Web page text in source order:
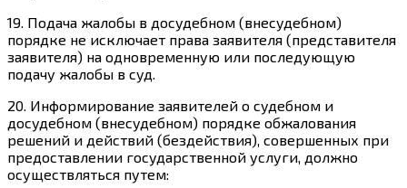
19. Подача жалобы в досудебном (внесудебном)
порядке не исключает права заявителя (представителя
заявителя) на одновременную или последующую
подачу жалобы в суд.
20. Информирование заявителей о судебном и
досудебном (внесудебном) порядке обжалования
решений и действий (бездействия), совершенных при
предоставлении государственной услуги, должно
осуществляться путем: